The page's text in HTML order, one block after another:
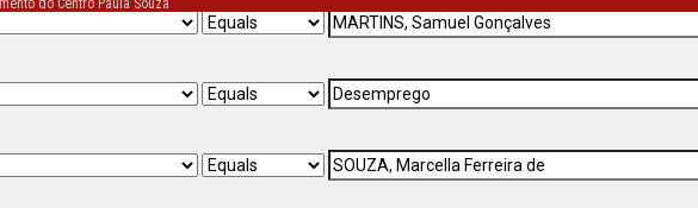
do Centro Paula Souza